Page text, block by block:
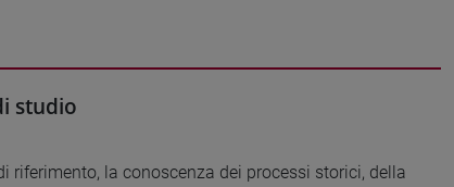
studio
riferimento, la conoscenza dei processi storici, della